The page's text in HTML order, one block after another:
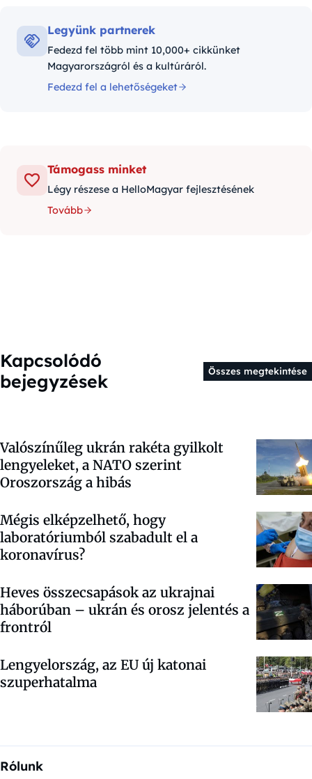
Legyünk partnerek
Fedezd fel több mint 10,000+ cikkünket
Magyarországról és a kultúráról.
Fedezd fel a lehetőségeket
Támogass minket
Légy részese a HelloMagyar fejlesztésének
Tovább
Kapcsolódó
bejegyzések
Összes megtekintése
Valószínűleg ukrán rakéta gyilkolt
lengyeleket, a NATO szerint
Oroszország a hibás
Mégis elképzelhető, hogy
laboratóriumból szabadult el a
koronavírus?
Heves összecsapások az ukrajnai
háborúban – ukrán és orosz jelentés a
frontról
Lengyelország, az EU új katonai
szuperhatalma
Rólunk